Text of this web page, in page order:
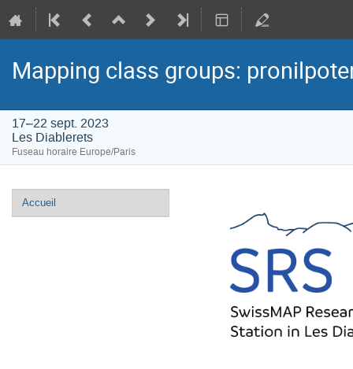
Mapping class groups:
17–22 sept. 2023
Les Diablerets
Fuseau horaire Europe/Paris
Menu
de
Accueil